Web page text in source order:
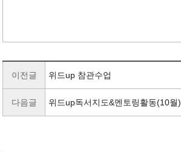
이전글 위드up 참관수업
다음글 위드up독서지도&멘토링활동(10월)